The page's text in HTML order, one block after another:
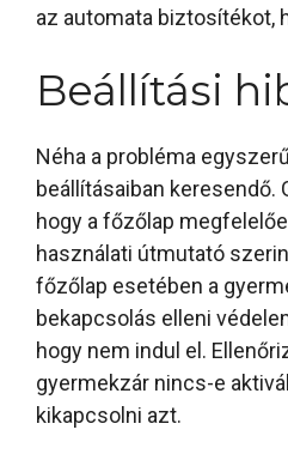
az automata biztosítékot,
Beállítási
Néha a probléma
beállításaiban keresendő.
hogy a főzőlap
használati útmutató
főzőlap esetében a
bekapcsolás elleni
hogy nem indul el.
gyermekzár nincs-e
kikapcsolni azt.